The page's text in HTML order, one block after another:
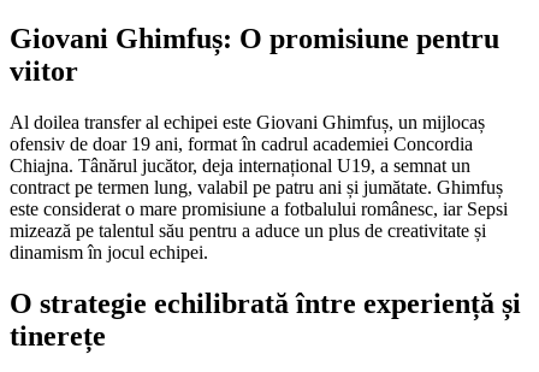
Giovani Ghimfuș: O promisiune pentru
viitor
Al doilea transfer al echipei este Giovani Ghimfuș, un mijlocaș
ofensiv de doar 19 ani, format în cadrul academiei Concordia
Chiajna. Tânărul jucător, deja internațional U19, a semnat un
contract pe termen lung, valabil pe patru ani și jumătate. Ghimfuș
este considerat o mare promisiune a fotbalului românesc, iar Sepsi
mizează pe talentul său pentru a aduce un plus de creativitate și
dinamism în jocul echipei.
O strategie echilibrată între experiență și
tinerețe